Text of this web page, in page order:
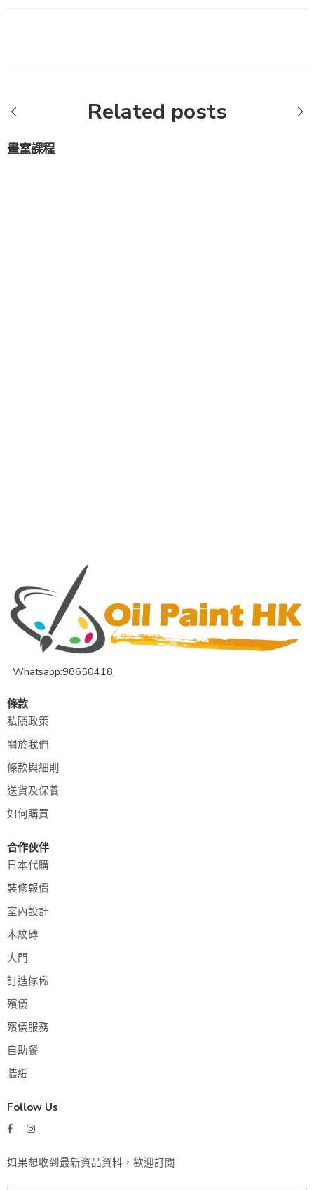
Related posts
畫室課程
Whatsapp:98650418
條款
私隱政策
關於我們
條款與細則
送貨及保養
如何購買
合作伙伴
日本代購
裝修報價
室內設計
木紋磚
大門
訂造傢俬
殯儀
殯儀服務
自助餐
牆紙
Follow Us
如果想收到最新資品資料，歡迎訂閱